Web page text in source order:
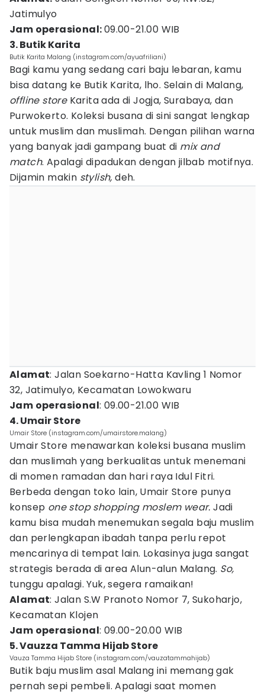
Jatimulyo
Jam operasional:09.00-21.00 WIB
3. Butik Karita
Butik Karita Malang (instagram.com/ayuafriliani)
Bagi kamu yang sedang cari baju lebaran, kamu
bisa datang ke Butik Karita, lho. Selain di Malang,
offline store Karita ada di Jogja, Surabaya, dan
Purwokerto. Koleksi busana di sini sangat lengkap
untuk muslim dan muslimah. Dengan pilihan warna
yang banyak jadi gampang buat di mix and
match. Apalagi dipadukan dengan jilbab motifnya.
Dijamin makin stylish,deh.
Alamat: Jalan Soekarno-Hatta Kavling 1 Nomor
32, Jatimulyo, Kecamatan Lowokwaru
Jam operasional: 09.00-21.00 WIB
4. Umair Store
Umair Store (instagram.com/umairstore.malang)
Umair Store menawarkan koleksi busana muslim
dan muslimah yang berkualitas untuk menemani
di momen ramadan dan hari raya Idul Fitri.
Berbeda dengan toko lain, Umair Store punya
konsep one stop shopping moslem wear.Jadi
kamu bisa mudah menemukan segala baju muslim
dan perlengkapan ibadah tanpa perlu repot
mencarinya di tempat lain. Lokasinya juga sangat
strategis berada di area Alun-alun Malang. So,
tunggu apalagi. Yuk, segera ramaikan!
Alamat: Jalan S.W Pranoto Nomor 7, Sukoharjo,
Kecamatan Klojen
Jam operasional: 09.00-20.00 WIB
5. Vauzza Tamma Hijab Store
Vauza Tamma Hijab Store (instagram.com/vauzatammahijab)
Butik baju muslim asal Malang ini memang gak
pernah sepi pembeli. Apalagi saat momen